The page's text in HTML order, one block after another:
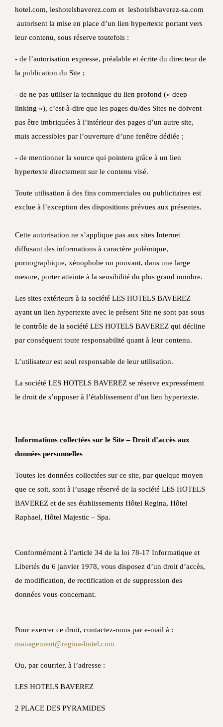
hotel.com, leshotelsbaverez.com et leshotelsbaverez-sa.com
autorisent la mise en place d’un lien hypertexte portant vers
leur contenu, sous réserve toutefois :
- de l’autorisation expresse, préalable et écrite du directeur de
la publication du Site ;
- de ne pas utiliser la technique du lien profond (« deep
linking »), c’est-à-dire que les pages du/des Sites ne doivent
pas être imbriquées à l’intérieur des pages d’un autre site,
mais accessibles par l’ouverture d’une fenêtre dédiée ;
- de mentionner la source qui pointera grâce à un lien
hypertexte directement sur le contenu visé.
Toute utilisation à des fins commerciales ou publicitaires est
exclue à l’exception des dispositions prévues aux présentes.
Cette autorisation ne s’applique pas aux sites Internet
diffusant des informations à caractère polémique,
pornographique, xénophobe ou pouvant, dans une large
mesure, porter atteinte à la sensibilité du plus grand nombre.
Les sites extérieurs à la société LES HOTELS BAVEREZ
ayant un lien hypertexte avec le présent Site ne sont pas sous
le contrôle de la société LES HOTELS BAVEREZ qui décline
par conséquent toute responsabilité quant à leur contenu.
L’utilisateur est seul responsable de leur utilisation.
La société LES HOTELS BAVEREZ se réserve expressément
le droit de s’opposer à l’établissement d’un lien hypertexte.
Informations collectées sur le Site – Droit d’accès aux
données personnelles
Toutes les données collectées sur ce site, par quelque moyen
que ce soit, sont à l’usage réservé de la société LES HOTELS
BAVEREZ et de ses établissements Hôtel Regina, Hôtel
Raphael, Hôtel Majestic – Spa.
Conformément à l’article 34 de la loi 78-17 Informatique et
Libertés du 6 janvier 1978, vous disposez d’un droit d’accès,
de modification, de rectification et de suppression des
données vous concernant.
Pour exercer ce droit, contactez-nous par e-mail à :
management@regina-hotel.com
Ou, par courrier, à l’adresse :
LES HOTELS BAVEREZ
2 PLACE DES PYRAMIDES